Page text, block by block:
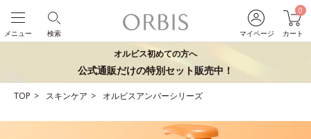
マイページ
0
カート
検索
メニュー
オルビス初めての方へ
公式通販だけの特別セット販売中！
TOP スキンケア オルビスアンバーシリーズ